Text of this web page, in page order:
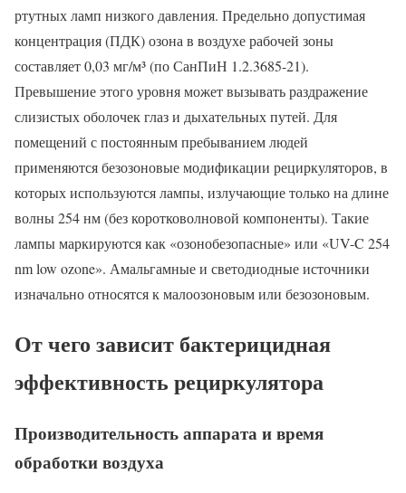
ртутных ламп низкого давления. Предельно допустимая
концентрация (ПДК) озона в воздухе рабочей зоны
составляет 0,03 мг/м³ (по СанПиН 1.2.3685-21).
Превышение этого уровня может вызывать раздражение
слизистых оболочек глаз и дыхательных путей. Для
помещений с постоянным пребыванием людей
применяются безозоновые модификации рециркуляторов, в
которых используются лампы, излучающие только на длине
волны 254 нм (без коротковолновой компоненты). Такие
лампы маркируются как «озонобезопасные» или «UV-C 254
nm low ozone». Амальгамные и светодиодные источники
изначально относятся к малоозоновым или безозоновым.
От чего зависит бактерицидная
эффективность рециркулятора
Производительность аппарата и время
обработки воздуха